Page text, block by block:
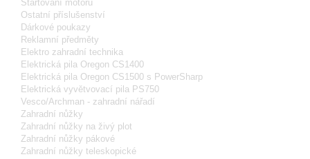
Startování motoru
Ostatní příslušenství
Dárkové poukazy
Reklamní předměty
Elektro zahradní technika
Elektrická pila Oregon CS1400
Elektrická pila Oregon CS1500 s PowerSharp
Elektrická vyvětvovací pila PS750
Vesco/Archman - zahradní nářadí
Zahradní nůžky
Zahradní nůžky na živý plot
Zahradní nůžky pákové
Zahradní nůžky teleskopické